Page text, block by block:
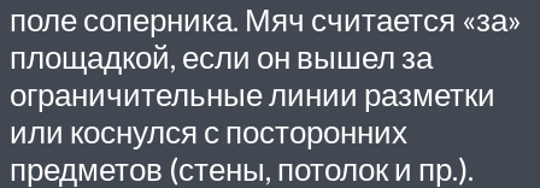
поле соперника. Мяч считается «за»
площадкой, если он вышел за
ограничительные линии разметки
или коснулся с посторонних
предметов (стены, потолок и пр.).